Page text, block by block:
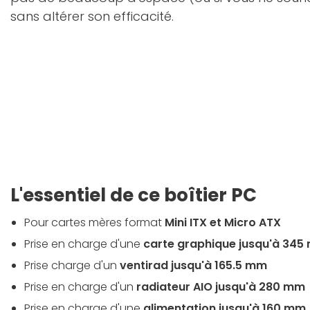
sans altérer son efficacité.
L'essentiel de ce boîtier PC
Pour cartes mères format Mini ITX et Micro ATX
Prise en charge d'une carte graphique jusqu'à 345
Prise charge d'un ventirad jusqu'à 165.5 mm
Prise en charge d'un radiateur AIO jusqu'à 280 mm